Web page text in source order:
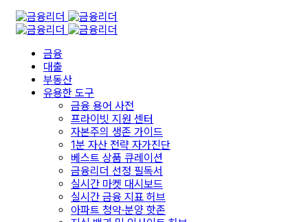
금융
대출
부동산
유용한 도구
금융 용어 사전
프라이빗 지원 센터
자본주의 생존 가이드
1분 자산 전략 자가진단
베스트 상품 큐레이션
금융리더 선정 필독서
실시간 마켓 대시보드
실시간 금융 지표 허브
아파트 청약·분양 핫존